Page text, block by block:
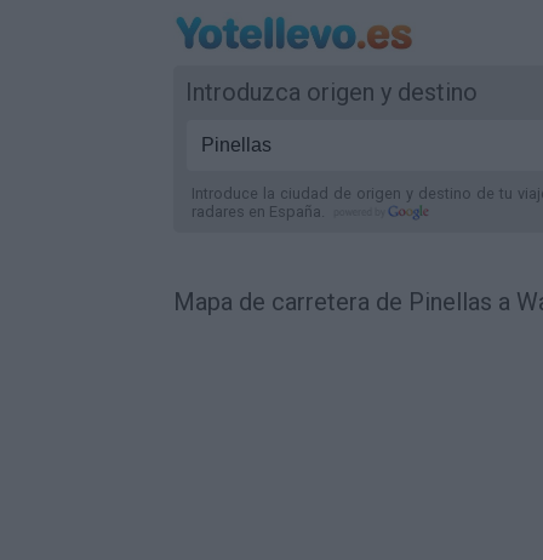
Introduzca origen y destino
Introduce la ciudad de origen y destino de tu
radares en España.
Mapa de carretera de Pinellas a